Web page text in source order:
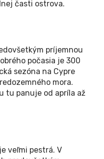
časti ostrova.
príjemnou
počasia je 300
sezóna na Cypre
mora.
tu panuje od apríla až
veľmi pestrá. V